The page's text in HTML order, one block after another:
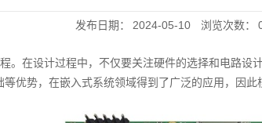
发布日期： 2024-05-10 浏览次数：
。在设计过程中，不仅要关注硬件的选择和电路
优势，在嵌入式系统领域得到了广泛的应用，因此